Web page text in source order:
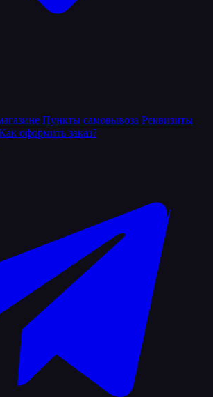
Пункты самовывоза Реквизиты
оформить заказ?